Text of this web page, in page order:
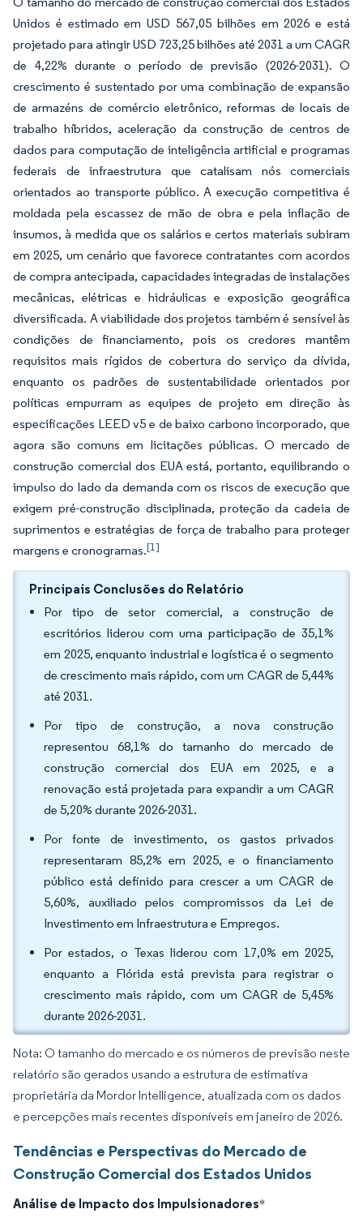
Unidos é estimado em USD 567,05 bilhões em 2026 e está
projetado para atingir USD 723,25 bilhões até 2031 a um CAGR
de 4,22% durante o período de previsão (2026-2031). O
crescimento é sustentado por uma combinação de expansão
de armazéns de comércio eletrônico, reformas de locais de
trabalho híbridos, aceleração da construção de centros de
dados para computação de inteligência artificial e programas
federais de infraestrutura que catalisam nós comerciais
orientados ao transporte público. A execução competitiva é
moldada pela escassez de mão de obra e pela inflação de
insumos, à medida que os salários e certos materiais subiram
em 2025, um cenário que favorece contratantes com acordos
de compra antecipada, capacidades integradas de instalações
mecânicas, elétricas e hidráulicas e exposição geográfica
diversificada. A viabilidade dos projetos também é sensível às
condições de financiamento, pois os credores mantêm
requisitos mais rígidos de cobertura do serviço da dívida,
enquanto os padrões de sustentabilidade orientados por
políticas empurram as equipes de projeto em direção às
especificações LEED v5 e de baixo carbono incorporado, que
agora são comuns em licitações públicas. O mercado de
construção comercial dos EUA está, portanto, equilibrando o
impulso do lado da demanda com os riscos de execução que
exigem pré-construção disciplinada, proteção da cadeia de
suprimentos e estratégias de força de trabalho para proteger
margens e cronogramas.[1]
Principais Conclusões do Relatório
Por tipo de setor comercial, a construção de
escritórios liderou com uma participação de 35,1%
em 2025, enquanto industrial e logística é o segmento
de crescimento mais rápido, com um CAGR de 5,44%
até 2031.
Por tipo de construção, a nova construção
representou 68,1% do tamanho do mercado de
construção comercial dos EUA em 2025, e a
renovação está projetada para expandir a um CAGR
de 5,20% durante 2026-2031.
Por fonte de investimento, os gastos privados
representaram 85,2% em 2025, e o financiamento
público está definido para crescer a um CAGR de
5,60%, auxiliado pelos compromissos da Lei de
Investimento em Infraestrutura e Empregos.
Por estados, o Texas liderou com 17,0% em 2025,
enquanto a Flórida está prevista para registrar o
crescimento mais rápido, com um CAGR de 5,45%
durante 2026-2031.
Nota: O tamanho do mercado e os números de previsão neste
relatório são gerados usando a estrutura de estimativa
proprietária da Mordor Intelligence, atualizada com os dados
e percepções mais recentes disponíveis em janeiro de 2026.
Tendências e Perspectivas do Mercado de
Construção Comercial dos Estados Unidos
Análise de Impacto dos Impulsionadores*